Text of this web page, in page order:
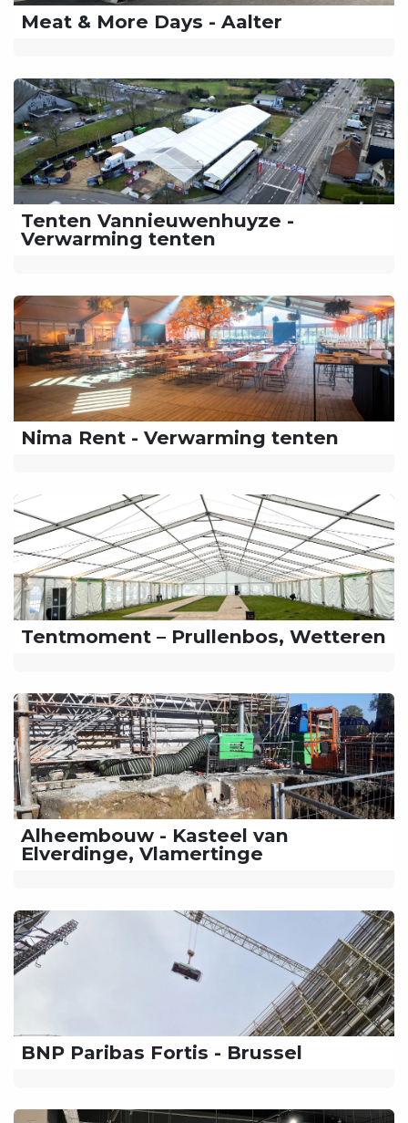
Meat & More Days - Aalter
Tenten Vannieuwenhuyze -
Verwarming tenten
Nima Rent - Verwarming tenten
Tentmoment – Prullenbos, Wetteren
Alheembouw - Kasteel van
Elverdinge, Vlamertinge
BNP Paribas Fortis - Brussel